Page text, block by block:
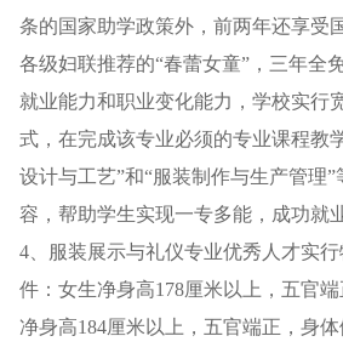
条的国家助学政策外，前两年还享受
各级妇联推荐的“春蕾女童”，三年全
就业能力和职业变化能力，学校实行
式，在完成该专业必须的专业课程教
设计与工艺”和“服装制作与生产管理
容，帮助学生实现一专多能，成功就业
4、服装展示与礼仪专业优秀人才实
件：女生净身高178厘米以上，五官
净身高184厘米以上，五官端正，身